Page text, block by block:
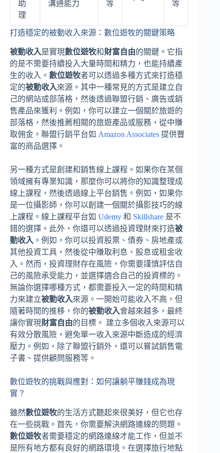
助
理
溝通能力 等 等
打造穩定的被動收入來源：數位遊牧的關鍵策略
被動收入是實現數位遊牧和財富自由的關鍵。它指
的是不需要持續投入大量時間和精力，也能持續產
生的收入。 數位遊牧者可以透過多種方式來打造穩
定的被動收入來源。其中一種常見的方式是建立自
己的網站或部落格，然後透過聯盟行銷、廣告或銷
售產品來獲利。例如，你可以建立一個關於旅遊的
部落格，然後推薦相關的旅遊產品或服務，從中賺
取佣金。聯盟行銷平台如 Amazon Associates 提供豐
富的商品選擇。
另一種方式是創建和銷售線上課程。如果你在某個
領域擁有專業知識，那麼你可以將你的知識整理成
線上課程，然後透過線上平台銷售。例如，如果你
是一位攝影師，你可以創建一個關於攝影技巧的線
上課程。線上課程平台如 Udemy 和 Skillshare 是不
錯的選擇。此外，你還可以透過投資理財來打造被
動收入 。例如，你可以投資股票、債券、房地產或
其他投資工具，然後從中賺取利息、股息或租金收
入。然而，投資理財存在風險，你需要謹慎評估自
己的風險承受能力，並選擇適合自己的投資標的。
無論你選擇哪種方式，都需要投入一定的時間和精
力來建立被動收入來源。一開始可能收入不高，但
隨著時間的推移，你的被動收入會越來越多，最終
讓你實現財富自由的目標。 建立多個收入來源可以
有效分散風險，避免單一收入來源中斷造成的經濟
壓力。例如，除了聯盟行銷外，還可以嘗試銷售電
子書、提供顧問服務等。
數位遊牧的挑戰與應對：如何讓躺平賺錢成為現
實？
雖然數位遊牧的生活方式聽起來很美好，但它也存
在一些挑戰。首先，你需要解決網路連線的問題。
數位遊牧者需要穩定的網路連線才能工作，但並不
是所有地方都有良好的網路環境。在選擇旅行地點